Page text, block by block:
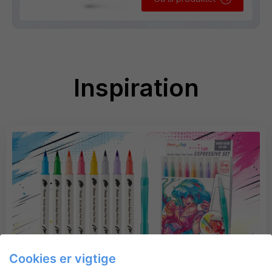
Inspiration
Cookies er vigtige